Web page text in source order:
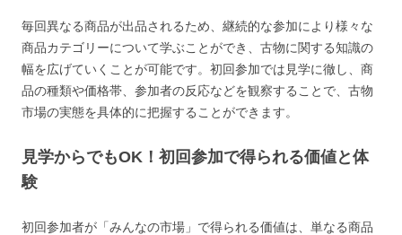
毎回異なる商品が出品されるため、継続的な参加により様々な
商品カテゴリーについて学ぶことができ、古物に関する知識の
幅を広げていくことが可能です。初回参加では見学に徹し、商
品の種類や価格帯、参加者の反応などを観察することで、古物
市場の実態を具体的に把握することができます。
見学からでもOK！初回参加で得られる価値と体
験
初回参加者が「みんなの市場」で得られる価値は、単なる商品